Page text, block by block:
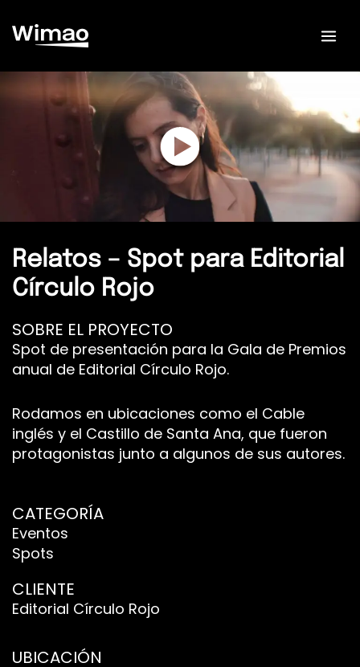
contenido
Relatos – Spot para Editorial
Círculo Rojo
SOBRE EL PROYECTO
Spot de presentación para la Gala de Premios
anual de Editorial Círculo Rojo.
Rodamos en ubicaciones como el Cable
inglés y el Castillo de Santa Ana, que fueron
protagonistas junto a algunos de sus autores.
CATEGORÍA
Eventos
Spots
CLIENTE
Editorial Círculo Rojo
UBICACIÓN